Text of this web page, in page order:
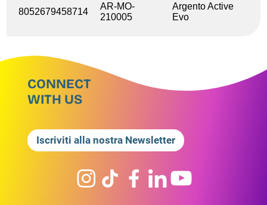
8052679458714
AR-MO-
210005
Argento Active
Evo
CONNECT
WITH US
Iscriviti alla nostra Newsletter